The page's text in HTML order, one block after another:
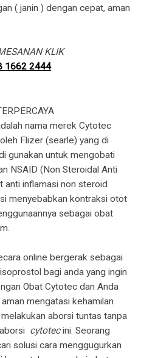
( janin ) dengan cepat, aman
KLIK
1662 2444
nama merek Cytotec
Flizer (searle) yang di
gunakan untuk mengobati
NSAID (Non Steroidal Anti
anti inflamasi non steroid
menyebabkan kontraksi otot
sebagai obat
online bergerak sebagai
bagi anda yang ingin
Obat Cytotec dan Anda
mengatasi kehamilan
aborsi tuntas tanpa
cytotecini. Seorang
solusi cara menggugurkan